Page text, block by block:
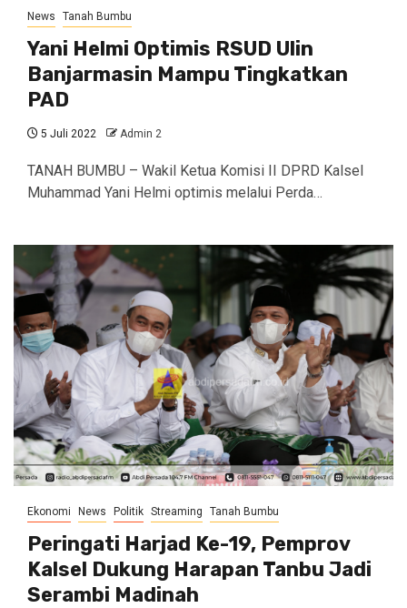
News Tanah Bumbu
Yani Helmi Optimis RSUD Ulin
Banjarmasin Mampu Tingkatkan
PAD
5 Juli 2022 Admin 2
TANAH BUMBU – Wakil Ketua Komisi II DPRD Kalsel
Muhammad Yani Helmi optimis melalui Perda…
Ekonomi News Politik Streaming Tanah Bumbu
Peringati Harjad Ke-19, Pemprov
Kalsel Dukung Harapan Tanbu Jadi
Serambi Madinah